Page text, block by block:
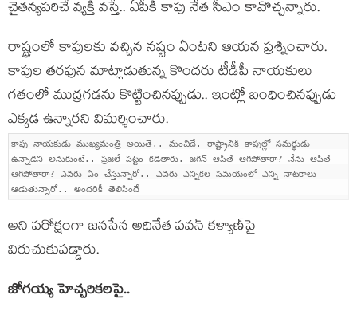
చైతన్యపరిచే వ్యక్తి వస్తే.. ఏపీకి కాపు నేత సీఎం కావొచ్చన్నారు.
రాష్ట్రంలో కాపుల‌కు వ‌చ్చిన న‌ష్టం ఏంటని ఆయ‌న ప్ర‌శ్నించారు.
కాపుల త‌ర‌ఫున మాట్లాడుతున్న కొంద‌రు టీడీపీ నాయ‌కులు
గ‌తంలో ముద్ర‌గ‌డ‌ను కొట్టించిన‌ప్పుడు.. ఇంట్లో బంధించిన‌ప్పుడు
ఎక్కడ ఉన్నార‌ని విమ‌ర్శించారు.
కాపు నాయ‌కుడు ముఖ్య‌మంత్రి అయితే.. మంచిదే. రాష్ట్రానికి కాపుల్లో స‌మ‌ర్ధుడు
ఉన్నాడ‌ని అనుకుంటే.. ప్ర‌జ‌లే ప‌ట్టం క‌డ‌తారు. జ‌గ‌న్ ఆపితే ఆగిపోతారా? నేను ఆపితే
ఆగిపోతారా? ఎవ‌రు ఏం చేస్తున్నారో.. ఎవ‌రు ఎన్నిక‌ల స‌మ‌యంలో ఎన్ని నాట‌కాలు
ఆడుతున్నారో.. అంద‌రికీ తెలిసిందే
అని ప‌రోక్షంగా జ‌న‌సేన అధినేత ప‌వ‌న్ క‌ళ్యాణ్‌పై
విరుచుకుప‌డ్డారు.
జోగ‌య్య హెచ్చ‌రిక‌ల‌పై..